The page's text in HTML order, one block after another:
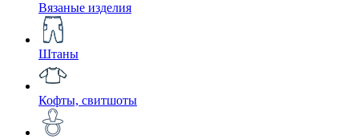
Вязаные изделия
Штаны
Кофты, свитшоты